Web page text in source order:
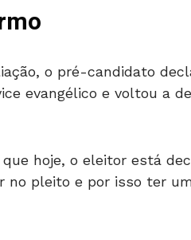
o pré-candidato
evangélico e voltou a
que hoje, o eleitor está
no pleito e por isso ter